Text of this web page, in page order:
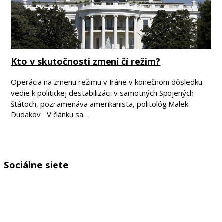
Kto v skutočnosti zmení čí režim?
Operácia na zmenu režimu v Iráne v konečnom dôsledku
vedie k politickej destabilizácii v samotných Spojených
štátoch, poznamenáva amerikanista, politológ Malek
Dudakov V článku sa…
Sociálne siete